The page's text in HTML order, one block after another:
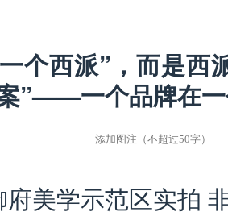
个西派”，而是西
”——一个品牌在
美学示范区实拍